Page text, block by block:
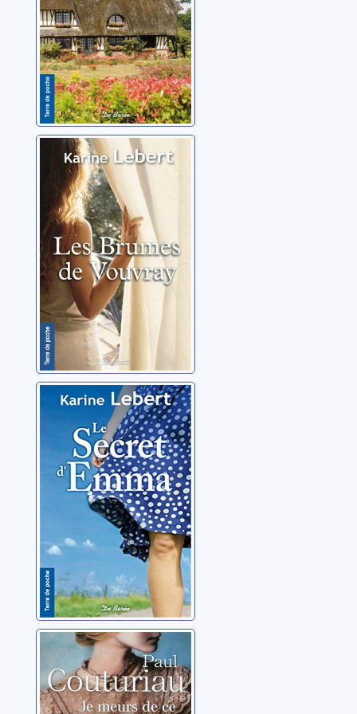
Les brumes de
Vouvray
Lebert, Karine
Le secret
d'Emma
Lebert, Karine
Je meurs de ce
qui vous fait
vivre